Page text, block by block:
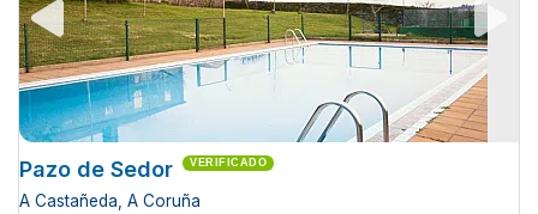
Pazo de Sedor VERIFICADO
A Castañeda, A Coruña